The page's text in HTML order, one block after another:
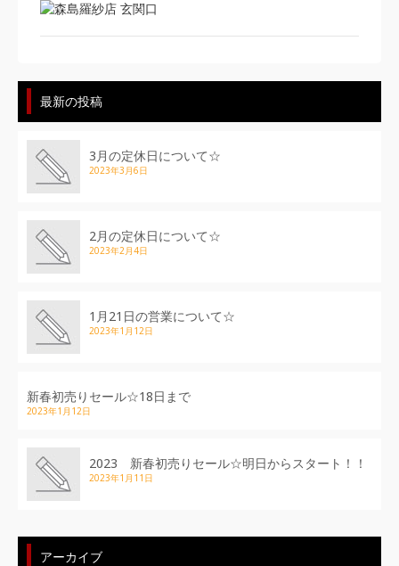
最新の投稿
3月の定休日について☆
2023年3月6日
2月の定休日について☆
2023年2月4日
1月21日の営業について☆
2023年1月12日
新春初売りセール☆18日まで
2023年1月12日
2023 新春初売りセール☆明日からスタート！！
2023年1月11日
アーカイブ